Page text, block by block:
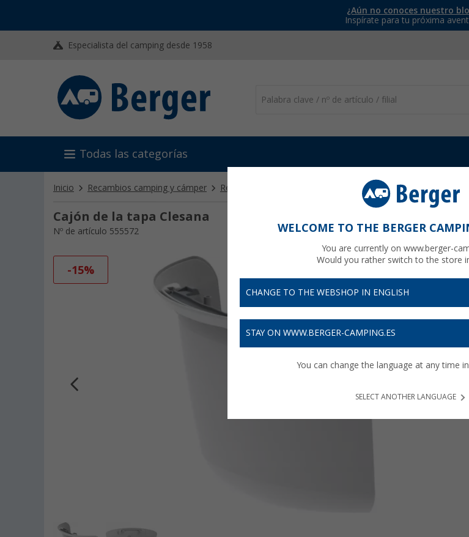
¿Aún no conoces nuestro
Inspírate para tu próxima
Especialista del camping desde 1958
Todas las categorías
Inicio Recambios camping y cámper Recambios Clesana Recambios inodoros Clesana Cajón
Cajón de la tapa Clesana
Nº de artículo 555572
-15%
WELCOME TO THE BERGER
You are currently on www.berger-
Would you rather switch to the store
CHANGE TO THE WEBSHOP IN ENGLISH
STAY ON WWW.BERGER-CAMPING.ES
You can change the language at any time
SELECT ANOTHER LANGUAGE